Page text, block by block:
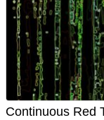
Continuous Red